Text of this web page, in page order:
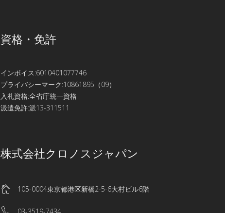
資格・免許
インボイス:6010401077746
プライバシーマーク:10861895（09）
入札資格:全省庁統一資格
派遣免許:派13-311511
株式会社クロノスジャパン
105-0004東京都港区新橋2-5-6大村ビル6階
03-3519-7434